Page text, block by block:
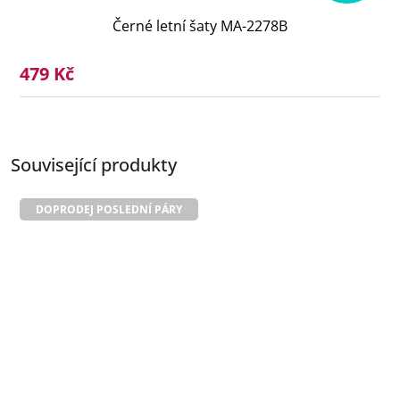
Související produkty
DOPRODEJ POSLEDNÍ PÁRY
Černé letní šaty MA-2278B
479 Kč